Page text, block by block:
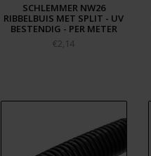
SCHLEMMER NW26
RIBBELBUIS MET SPLIT - UV
BESTENDIG - PER METER
€2,14